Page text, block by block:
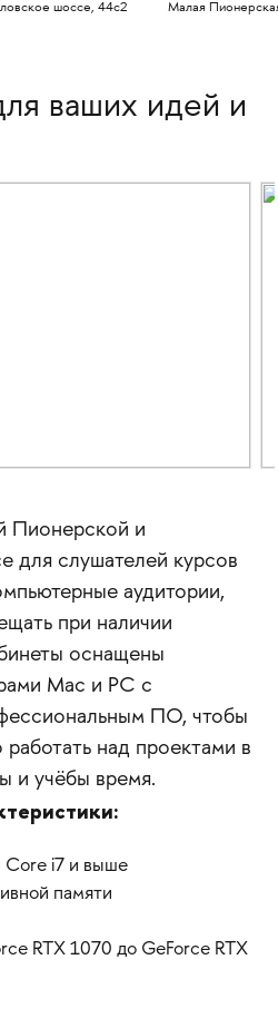
шоссе, 44с2 Малая
ваших идей и
Пионерской и
для слушателей курсов
аудитории,
при наличии
оснащены
Mac и PC с
ПО, чтобы
над проектами в
и учёбы время.
i7 и выше
памяти
RTX 1070 до GeForce RTX